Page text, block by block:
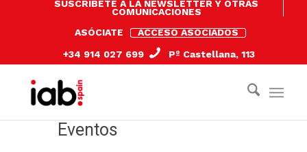
SUSCRÍBETE A LA NEWSLETTER Y OTRAS
COMUNICACIONES
ASÓCIATE
ACCESO ASOCIADOS
+34 914 027 699
Pº Castellana, 113
Eventos